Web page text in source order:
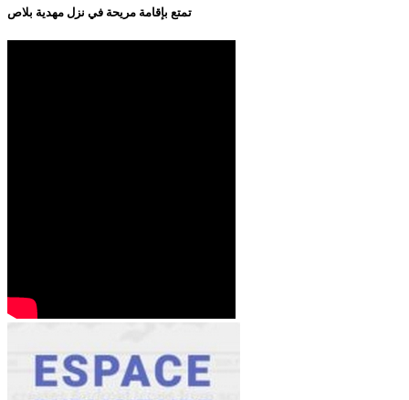
تمتع بإقامة مريحة في نزل مهدية بلاص